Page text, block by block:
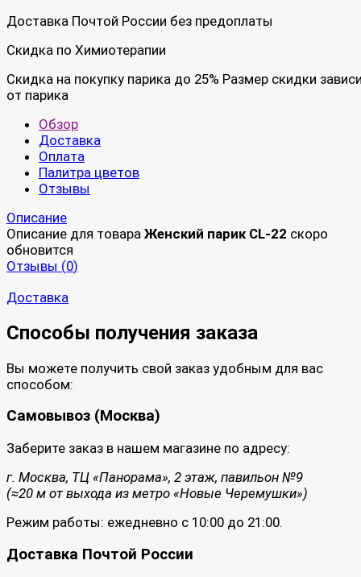
Доставка Почтой России без предоплаты
Скидка по Химиотерапии
Скидка на покупку парика до 25% Размер скидки
от парика
Обзор
Доставка
Оплата
Палитра цветов
Отзывы
Описание
Описание для товара Женский парик CL-22 скоро
обновится
Отзывы (0)
Доставка
Способы получения заказа
Вы можете получить свой заказ удобным для вас
способом:
Самовывоз (Москва)
Заберите заказ в нашем магазине по адресу:
г. Москва, ТЦ «Панорама», 2 этаж, павильон №9
(≈20 м от выхода из метро «Новые Черемушки»)
Режим работы: ежедневно с 10:00 до 21:00.
Доставка Почтой России